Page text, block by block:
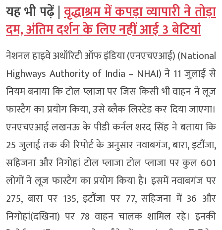
यह भी पढ़ें |वृद्धाश्रम में कपड़ा व्यापारी ने तोड़ा
दम, अंतिम दर्शन के लिए नहीं आई 3 बेटियां
नेशनल हाइवे अथॉरिटी ऑफ इंडिया (एनएचएआई) (National
Highways Authority of India – NHAI) ने 11 जुलाई से
नियम बनाया कि टोल प्लाजा पर जिस किसी भी वाहन ने लूज
फास्टैग का प्रयोग किया, उसे ब्लैक लिस्टेड कर दिया जाएगा।
एनएचएआई लखनऊ के पीडी कर्नल शरद सिंह ने बताया कि
25 जुलाई तक की रिपोर्ट के अनुसार नवाबगंज, बारा, इटौंजा,
सहिजना और निगोहां टोल प्लाजा टोल प्लाजा पर कुल 601
लोगों ने लूज फास्टैग का प्रयोग किया है। इसमें नवाबगंज पर
275, बारा पर 135, इटौंजा पर 77, सहिजना में 36 और
निगोहां(दखिना) पर 78 वाहन चालक शामिल रहे। इनकी